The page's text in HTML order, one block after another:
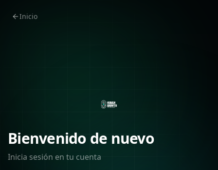
Inicio
Bienvenido de nuevo
Inicia sesión en tu cuenta